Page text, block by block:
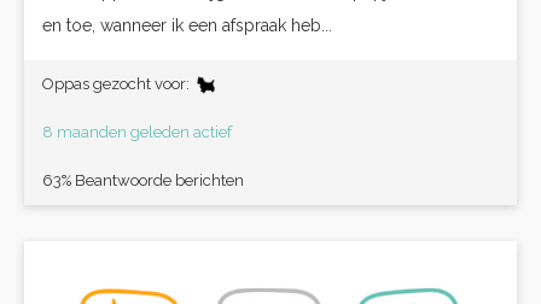
en toe, wanneer ik een afspraak heb...
Oppas gezocht voor:
8 maanden geleden actief
63% Beantwoorde berichten